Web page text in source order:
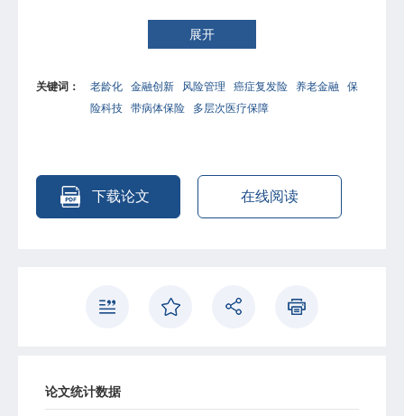
究发现：当前市场已形成覆盖30种常见恶性肿瘤的产品体
系，核保实现数据风控与基于分期、分型、治疗预后的精细
与“保险+健康”服务模式创新，有效填补了带病体保障缺口，
在基本医保基础上织密了多层次医疗保障网络。然而，产品
建”的三维风险管理体系，结合日本、美国等国际经验的本
土化适配，提出推动两核风控动态迭代、建立行业标准、深
展开
关键词： 老龄化 金融创新 风险管理 癌症复发险 养老金融
保
险科技
带病体保险 多层次医疗保障
下载论文 在线阅读
论文统计数据